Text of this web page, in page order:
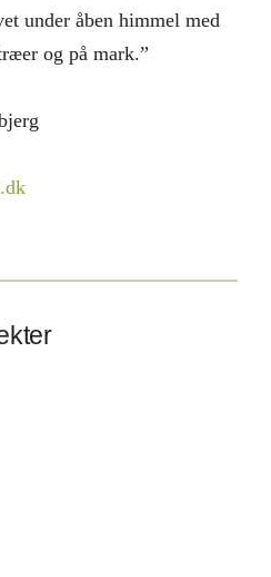
under åben himmel med
og på mark.”